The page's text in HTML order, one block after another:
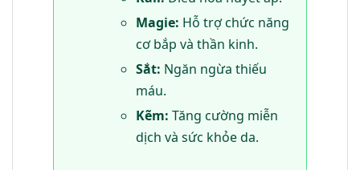
Magie: Hỗ trợ chức năng
cơ bắp và thần kinh.
Sắt: Ngăn ngừa thiếu
máu.
Kẽm: Tăng cường miễn
dịch và sức khỏe da.